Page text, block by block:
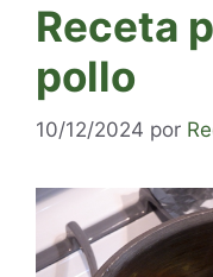
Receta
pollo
10/12/2024 por